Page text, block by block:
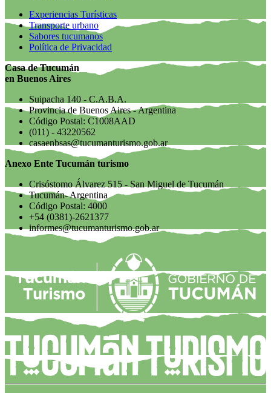
Experiencias Turísticas
Transporte urbano
Sabores tucumanos
Política de Privacidad
Casa de Tucumán
en Buenos Aires
Suipacha 140 - C.A.B.A.
Provincia de Buenos Aires - Argentina
Código Postal: C1008AAD
(011) - 43220562
casaenbsas@tucumanturismo.gob.ar
Anexo Ente Tucumán turismo
Crisóstomo Álvarez 515 - San Miguel de Tucumán
Tucumán- Argentina
Código Postal: 4000
+54 (0381)-2621377
informes@tucumanturismo.gob.ar